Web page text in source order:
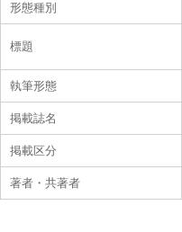
形態種別
標題
執筆形態
掲載誌名
掲載区分
著者・共著者